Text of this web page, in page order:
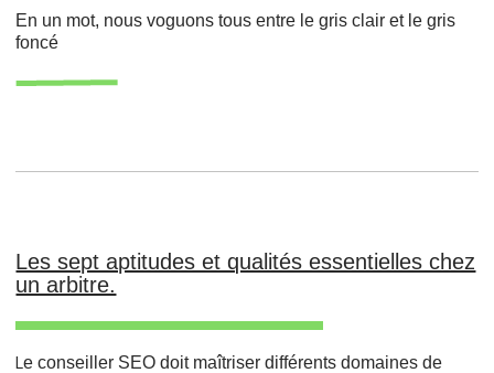
En un mot, nous voguons tous entre le gris clair et le gris
foncé
Les sept aptitudes et qualités essentielles chez
un arbitre.
Le conseiller SEO doit maîtriser différents domaines de